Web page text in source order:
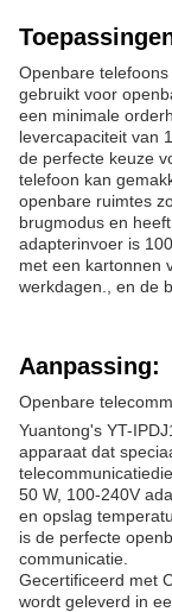
Openbare
gebruikt voor
een minimale
levercapaciteit van
de perfecte keuze
telefoon kan
openbare ruimtes
brugmodus en
adapterinvoer is
met een kartonnen
werkdagen., en de
Aanpassing:
Openbare
Yuantong's YT-
apparaat dat
50 W, 100-240V
en opslag
is de perfecte
communicatie.
Gecertificeerd met
wordt geleverd in